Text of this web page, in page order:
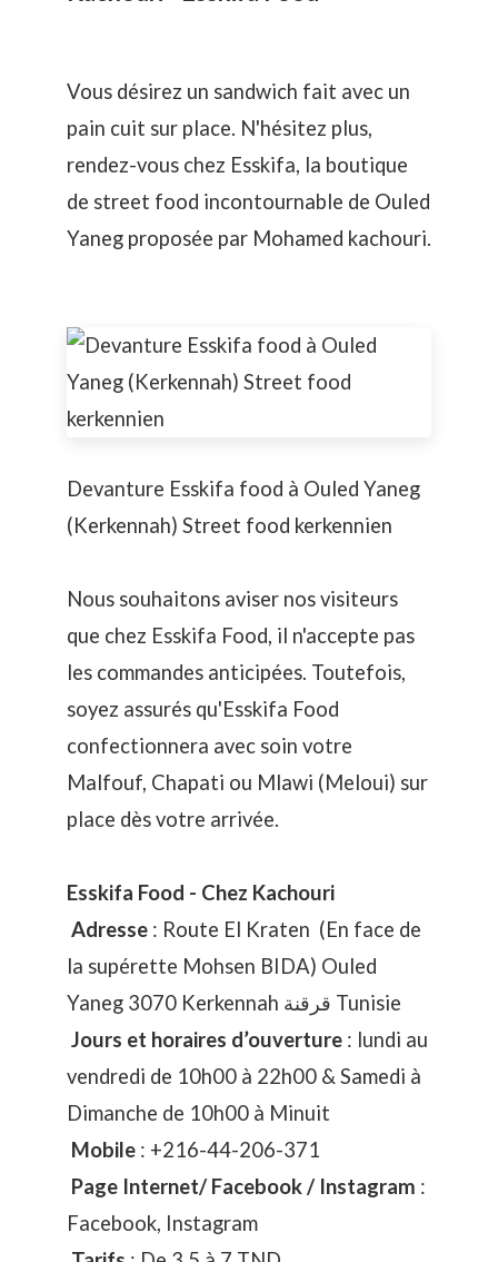
Vous désirez un sandwich fait avec un
pain cuit sur place. N'hésitez plus,
rendez-vous chez Esskifa, la boutique
de street food incontournable de Ouled
Yaneg proposée par Mohamed kachouri.
Devanture Esskifa food à Ouled Yaneg
(Kerkennah) Street food kerkennien
⁣​Nous souhaitons aviser nos visiteurs
que chez Esskifa Food, il n'accepte pas
les commandes anticipées. Toutefois,
soyez assurés qu'Esskifa Food
confectionnera avec soin votre
Malfouf, Chapati ou Mlawi (Meloui) sur
place dès votre arrivée.
Esskifa Food - Chez Kachouri
Adresse : Route El Kraten (En face de
la supérette Mohsen BIDA) Ouled
Yaneg 3070 Kerkennah قرقنة Tunisie
Jours et horaires d’ouverture : lundi au
vendredi de 10h00 à 22h00 & Samedi à
Dimanche de 10h00 à Minuit
Mobile : +216-44-206-371
Page Internet/ Facebook / Instagram :
Facebook, Instagram